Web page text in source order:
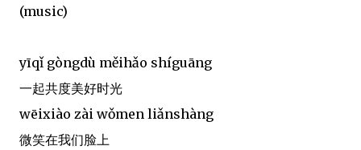
(music)
yīqǐ gòngdù měihǎo shíguāng
一起共度美好时光
wēixiào zài wǒmen liǎnshàng
微笑在我们脸上